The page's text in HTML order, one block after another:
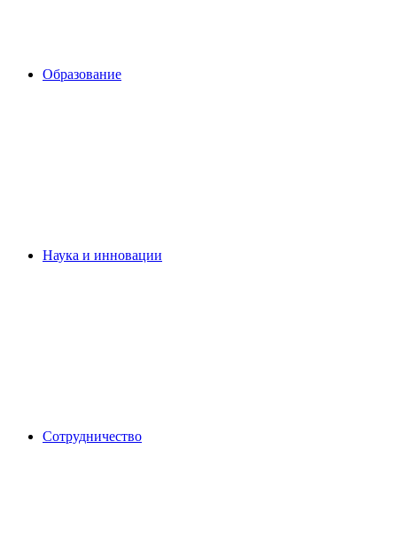
Образование
Наука и инновации
Сотрудничество